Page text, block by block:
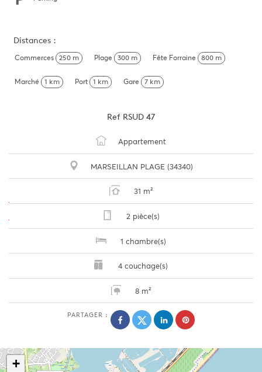
Distances :
Commerces 250 m Plage 300 m Fête Forraine 800 m
Marché 1 km Port 1 km Gare 7 km
Ref RSUD 47
Appartement
MARSEILLAN PLAGE (34340)
31 m²
2 pièce(s)
1 chambre(s)
4 couchage(s)
8 m²
PARTAGER :
+